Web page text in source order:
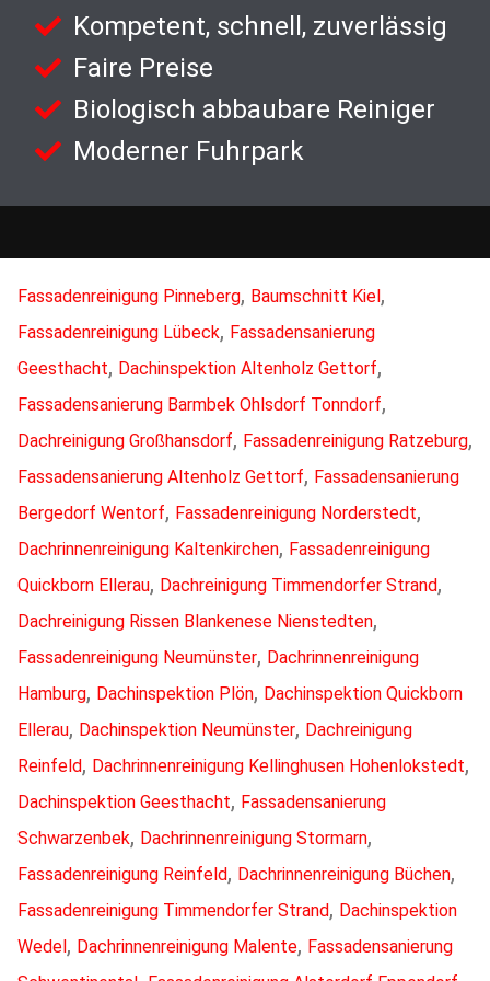
Kompetent, schnell, zuverlässig
Faire Preise
Biologisch abbaubare Reiniger
Moderner Fuhrpark
Fassadenreinigung Pinneberg, Baumschnitt Kiel,
Fassadenreinigung Lübeck, Fassadensanierung
Geesthacht, Dachinspektion Altenholz Gettorf,
Fassadensanierung Barmbek Ohlsdorf Tonndorf,
Dachreinigung Großhansdorf, Fassadenreinigung Ratzeburg,
Fassadensanierung Altenholz Gettorf, Fassadensanierung
Bergedorf Wentorf, Fassadenreinigung Norderstedt,
Dachrinnenreinigung Kaltenkirchen, Fassadenreinigung
Quickborn Ellerau, Dachreinigung Timmendorfer Strand,
Dachreinigung Rissen Blankenese Nienstedten,
Fassadenreinigung Neumünster, Dachrinnenreinigung
Hamburg, Dachinspektion Plön, Dachinspektion Quickborn
Ellerau, Dachinspektion Neumünster, Dachreinigung
Reinfeld, Dachrinnenreinigung Kellinghusen Hohenlokstedt,
Dachinspektion Geesthacht, Fassadensanierung
Schwarzenbek, Dachrinnenreinigung Stormarn,
Fassadenreinigung Reinfeld, Dachrinnenreinigung Büchen,
Fassadenreinigung Timmendorfer Strand, Dachinspektion
Wedel, Dachrinnenreinigung Malente, Fassadensanierung